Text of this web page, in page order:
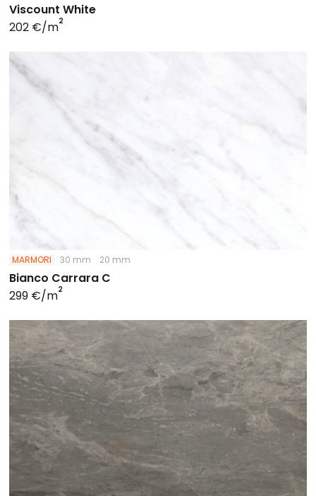
Viscount White
202 €/m2
MARMORI 30 mm 20 mm
Bianco Carrara C
299 €/m2